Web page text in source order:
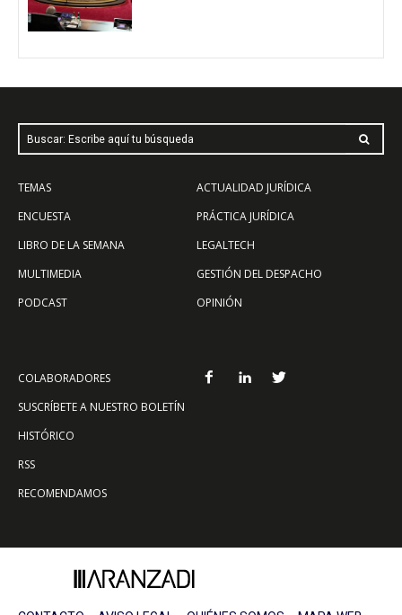
Buscar: Escribe aquí tu búsqueda
TEMAS
ENCUESTA
LIBRO DE LA SEMANA
MULTIMEDIA
PODCAST
ACTUALIDAD JURÍDICA
PRÁCTICA JURÍDICA
LEGALTECH
GESTIÓN DEL DESPACHO
OPINIÓN
COLABORADORES
SUSCRÍBETE A NUESTRO BOLETÍN
HISTÓRICO
RSS
RECOMENDAMOS